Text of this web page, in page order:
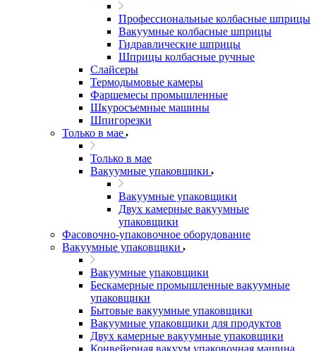
Профессиональные колбасные шприцы
Вакуумные колбасные шприцы
Гидравлические шприцы
Шприцы колбасные ручные
Слайсеры
Термодымовые камеры
Фаршемесы промышленные
Шкуросъемные машины
Шпигорезки
Только в мае
Только в мае
Вакуумные упаковщики
Вакуумные упаковщики
Двух камерные вакуумные
упаковщики
Фасовочно-упаковочное оборудование
Вакуумные упаковщики
Вакуумные упаковщики
Бескамерные промышленные вакуумные
упаковщики
Бытовые вакуумные упаковщики
Вакуумные упаковщики для продуктов
Двух камерные вакуумные упаковщики
Конвейерная вакуум упаковочная машина